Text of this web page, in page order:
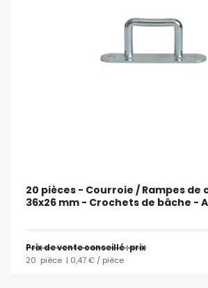
20 pièces - Courroie / Rampes de
36x26 mm - Crochets de bâche -
Prix ​​de vente conseillé : prix
20 pièce | 0,47 € / pièce